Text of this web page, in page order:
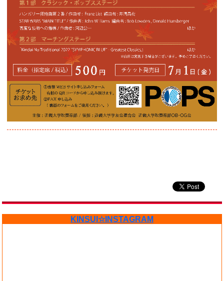
KINSUI☆INSTAGRAM